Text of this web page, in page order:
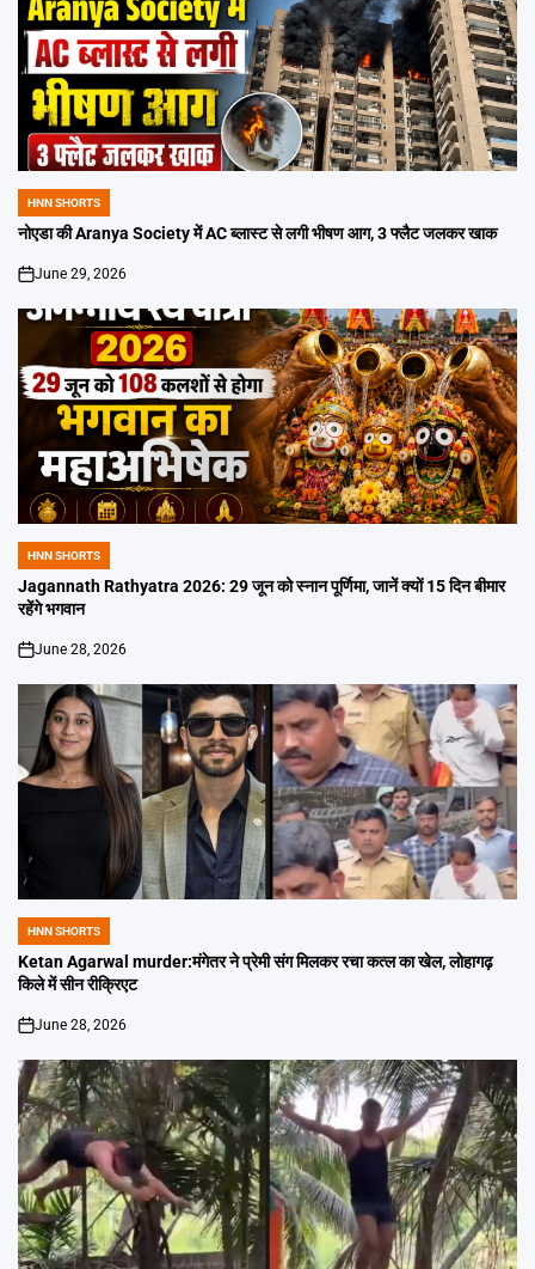
POSTED
IN
HNN SHORTS
नोएडा की Aranya Society में AC ब्लास्ट से लगी भीषण आग, 3 फ्लैट जलकर खाक
on
June 29, 2026
POSTED
IN
HNN SHORTS
Jagannath Rathyatra 2026: 29 जून को स्नान पूर्णिमा, जानें क्यों 15 दिन बीमार
रहेंगे भगवान
on
June 28, 2026
POSTED
IN
HNN SHORTS
Ketan Agarwal murder:मंगेतर ने प्रेमी संग मिलकर रचा कत्ल का खेल, लोहागढ़
किले में सीन रीक्रिएट
on
June 28, 2026